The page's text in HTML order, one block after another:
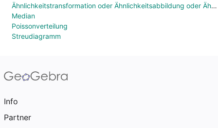
Ähnlichkeitstransformation oder Ähnlichkeitsabbildung oder Ähnlichkeit
Median
Poissonverteilung
Streudiagramm
Info
Partner